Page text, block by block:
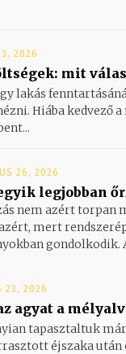
2026
mit
lakás
Hiába kedvező a
26, 2026
legjobban
nem azért torpan
mert
gondolkodik.
23, 2026
agyat a
tapasztaltuk
éjszaka után